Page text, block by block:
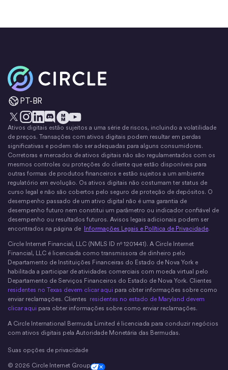
Início
PT-BR
X Instagram
LinkedIn
Discórdia
O movimento do dinheiro
YouTube
Ativos digitais estão sujeitos a uma série de riscos, incluindo a volatilidade
de preços. Transações com ativos digitais podem resultar em perdas
significativas e podem não ser adequadas para alguns consumidores.
Corretoras e mercados de ativos digitais não são regulamentados com os
mesmos controles ou proteções do cliente que estão disponíveis para
outras formas de produtos financeiros e estão sujeitos a um ambiente
regulatório em evolução. Os ativos digitais não costumam ter status de
curso legal e não são cobertos pelo seguro de proteção de depósitos. O
desempenho passado de um ativo digital não é uma garantia de
desempenho futuro nem constitui um parâmetro ou indicador confiável de
desempenho ou resultados futuros. Avisos legais adicionais podem ser
encontrados na página de Informações Legais e Política de Privacidade.
Circle Internet Financial, LLC (NMLS ID nº 1201441). A Circle Internet
Financial, LLC é licenciada como transmissora de dinheiro pelo
Departamento de Instituições Financeiras do Estado de Nova York e
habilitada a participar de atividades comerciais com moeda virtual pelo
Departamento de Serviços Financeiros do Estado de Nova York. Clientes
residentes no Texas devem clicar aqui para obter informações sobre como
enviar reclamações. Clientes residentes no estado de Maryland devem
clicar aqui para obter informações sobre como enviar reclamações.
A Circle International Bermuda Limited é licenciada para conduzir negócios
com ativos digitais pela Autoridade Monetária das Bermudas.
Suas opções de privacidade
Cookie Settings
© 2026 Circle Internet Group, Inc